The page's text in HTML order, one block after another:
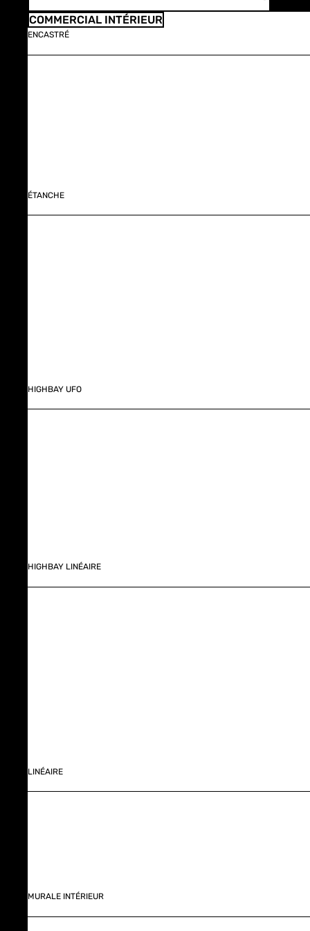
COMMERCIAL INTÉRIEUR
ENCASTRÉ
ÉTANCHE
HIGHBAY UFO
HIGHBAY LINÉAIRE
LINÉAIRE
MURALE INTÉRIEUR